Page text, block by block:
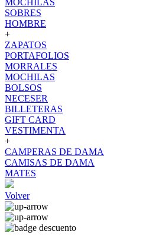
MOCHILAS
SOBRES
HOMBRE
+
ZAPATOS
PORTAFOLIOS
MORRALES
MOCHILAS
BOLSOS
NECESER
BILLETERAS
GIFT CARD
VESTIMENTA
+
CAMPERAS DE DAMA
CAMISAS DE DAMA
MATES
Volver